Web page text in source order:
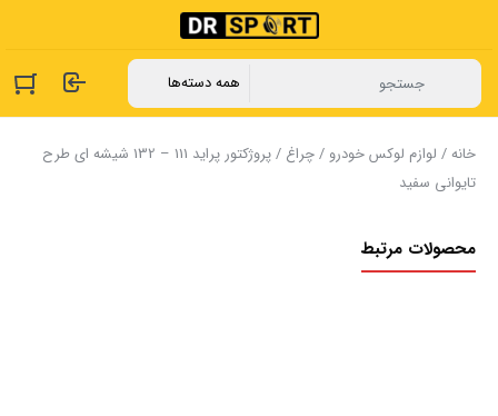
خانه/ لوازم لوکس خودرو /چراغ
/ پروژکتور پراید 111 – 132 شیشه ای طرح
تایوانی سفید
محصولات مرتبط